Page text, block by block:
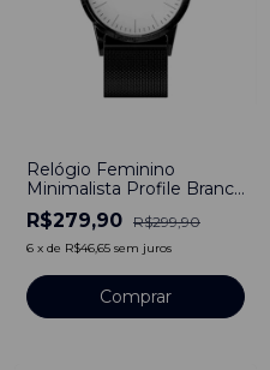
Relógio Feminino
Minimalista Profile Branco
Pulseira Preto 40mm
R$279,90 R$299,90
6 x de R$46,65 sem juros
Comprar